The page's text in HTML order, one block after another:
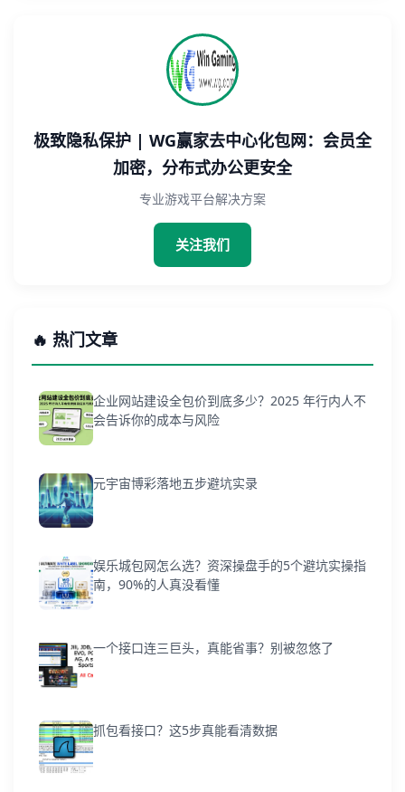
极致隐私保护 | WG赢家去中心化包网：会员全
加密，分布式办公更安全
专业游戏平台解决方案
关注我们
🔥 热门文章
企业网站建设全包价到底多少？2025 年行内人不
会告诉你的成本与风险
元宇宙博彩落地五步避坑实录
娱乐城包网怎么选？资深操盘手的5个避坑实操指
南，90%的人真没看懂
一个接口连三巨头，真能省事？别被忽悠了
抓包看接口？这5步真能看清数据